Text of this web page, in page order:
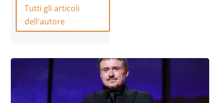
Tutti gli articoli
dell'autore